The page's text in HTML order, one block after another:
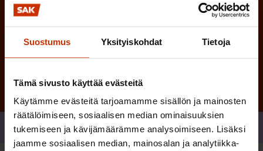
Suostumus Yksityiskohdat Tietoja
Tämä sivusto käyttää evästeitä
Käytämme evästeitä tarjoamamme sisällön ja mainosten
räätälöimiseen, sosiaalisen median ominaisuuksien
tukemiseen ja kävijämäärämme analysoimiseen. Lisäksi
jaamme sosiaalisen median, mainosalan ja analytiikka-
Tilaa
Jaa